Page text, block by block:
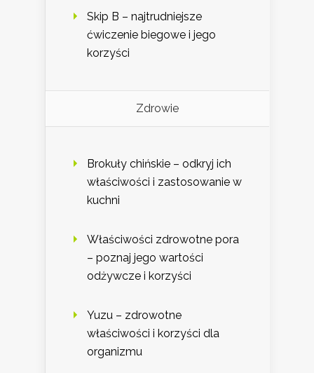
Skip B – najtrudniejsze
ćwiczenie biegowe i jego
korzyści
Zdrowie
Brokuły chińskie – odkryj ich
właściwości i zastosowanie w
kuchni
Właściwości zdrowotne pora
– poznaj jego wartości
odżywcze i korzyści
Yuzu – zdrowotne
właściwości i korzyści dla
organizmu